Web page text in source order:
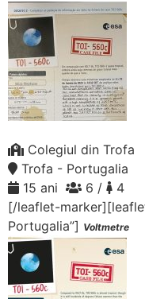
Colegiul din Trofa
Trofa - Portugalia
15 ani
6 /
4
[/leaflet-
Portugalia”] Voltmetre